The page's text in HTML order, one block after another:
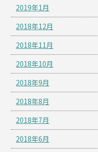
2019年1月
2018年12月
2018年11月
2018年10月
2018年9月
2018年8月
2018年7月
2018年6月